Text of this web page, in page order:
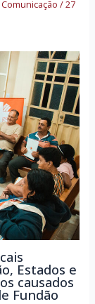
Comunicação/27
Estados e
causados
Fundão